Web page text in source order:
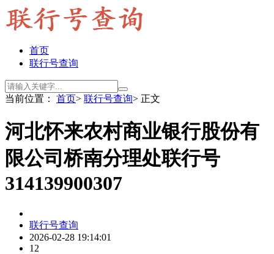
首页
联行号查询
当前位置： 首页> 联行号查询> 正文
河北怀来农村商业银行股份有
限公司桥南分理处联行号
314139900307
联行号查询
2026-02-28 19:14:01
12